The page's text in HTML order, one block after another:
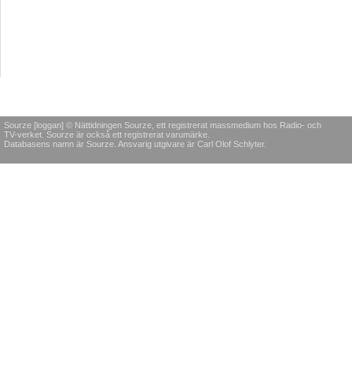
Sourze [loggan] © Nättidningen Sourze, ett registrerat massmedium hos Radio- och
TV-verket. Sourze är också ett registrerat varumärke.
Databasens namn är Sourze. Ansvarig utgivare är Carl Olof Schlyter.